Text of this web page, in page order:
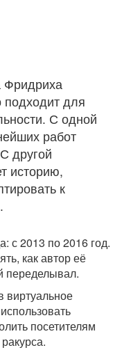
Фридриха
для
С одной
работ
другой
историю,
к
с 2013 по 2016 год.
как автор её
переделывал.
посетителям